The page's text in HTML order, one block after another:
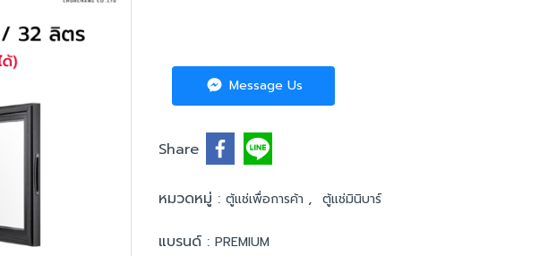
Message Us
Share
หมวดหมู่ : ตู้แช่เพื่อการค้า , ตู้แช่มินิบาร์
แบรนด์ : PREMIUM